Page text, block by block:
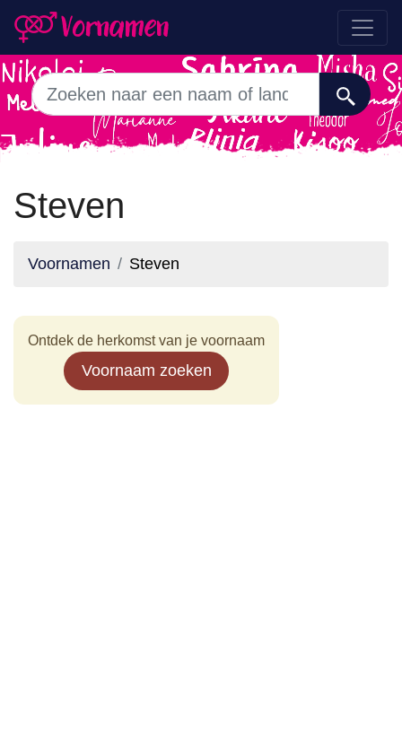
Steven
Voornamen Steven
Ontdek de herkomst van je voornaam
Voornaam zoeken